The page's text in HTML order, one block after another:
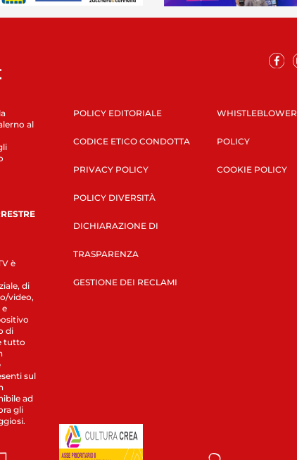
al
è
di
video,
e
di
tutto
sul
ad
gli
POLICY EDITORIALE
CODICE ETICO CONDOTTA
PRIVACY POLICY
POLICY DIVERSITÀ
DICHIARAZIONE DI
TRASPARENZA
GESTIONE DEI RECLAMI
WHISTLEBLOWER
POLICY
COOKIE POLICY